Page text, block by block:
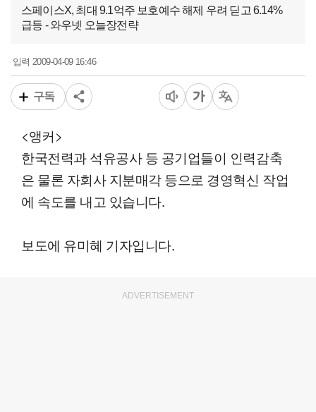
스페이스X, 최대 9.1억주 보호예수 해제 우려 딛고 6.14%
급등 - 와우넷 오늘장전략
입력2009-04-09 16:46
구독
<앵커>
한국전력과 석유공사 등 공기업들이 인력감축
은 물론 자회사 지분매각 등으로 경영혁신 작업
에 속도를 내고 있습니다.
보도에 유미혜 기자입니다.
ADVERTISEMENT